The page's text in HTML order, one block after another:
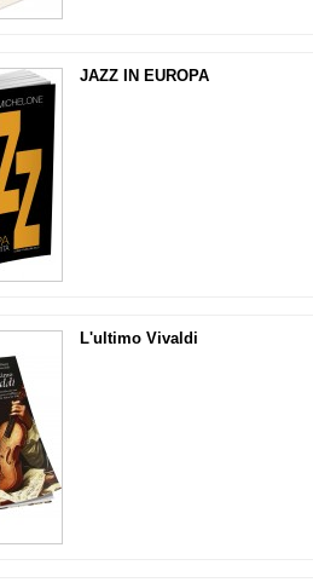
JAZZ IN EUROPA
L'ultimo Vivaldi